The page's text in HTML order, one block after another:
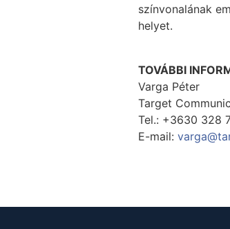
színvonalának
helyet.
TOVÁBBI
Varga Péter
Target
Tel.: +3630 328
E-mail: